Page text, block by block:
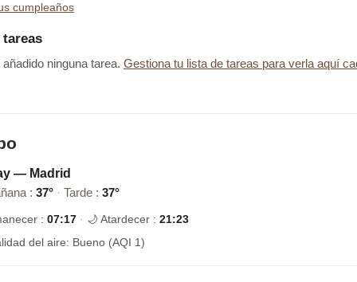
cumpleaños
ninguna tarea. Gestiona tu lista de tareas para verla aquí
— Madrid
: 37° · Tarde : 37°
: 07:17 · 🌙 Atardecer : 21:23
del aire: Bueno (AQI 1)